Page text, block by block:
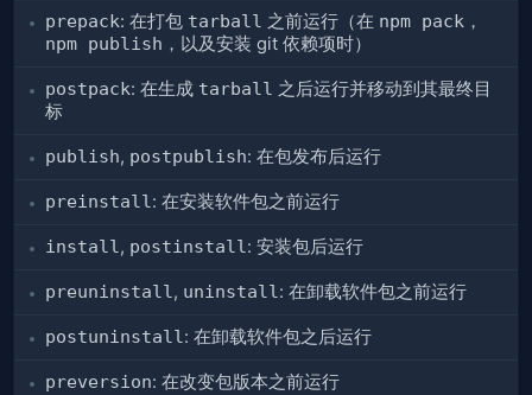
prepack: 在打包 tarball 之前运行（在 npm pack ，
npm publish ，以及安装 git 依赖项时）
postpack: 在生成 tarball 之后运行并移动到其最终目
标
publish, postpublish: 在包发布后运行
preinstall : 在安装软件包之前运行
install , postinstall : 安装包后运行
preuninstall , uninstall : 在卸载软件包之前运行
postuninstall : 在卸载软件包之后运行
preversion: 在改变包版本之前运行